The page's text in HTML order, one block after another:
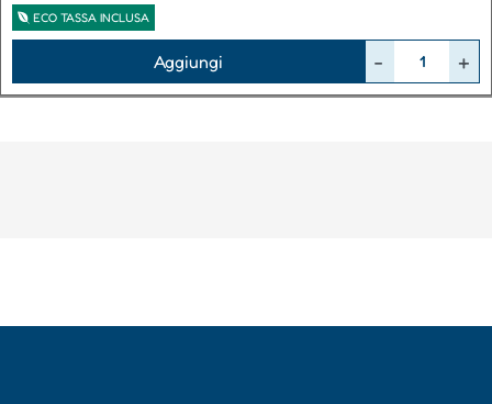
ECO TASSA INCLUSA
Aggiungi